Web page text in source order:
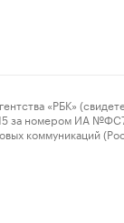
«РБК»
номером ИА
коммуникаций